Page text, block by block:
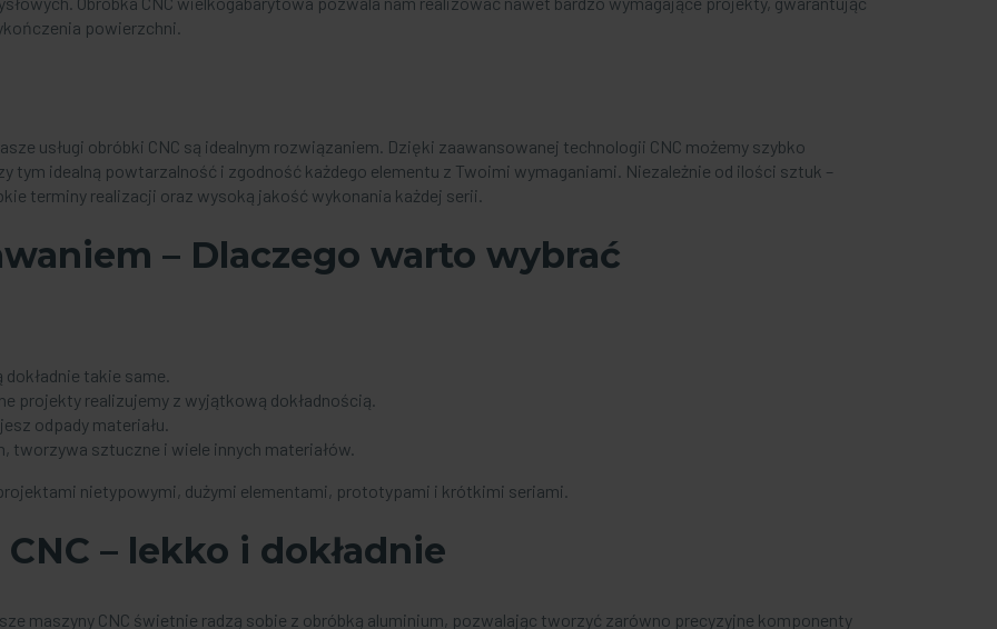
powierzchni.
usługi obróbki CNC są idealnym rozwiązaniem. Dzięki zaawansowanej technologii CNC możemy szybko
tym idealną powtarzalność i zgodność każdego elementu z Twoimi wymaganiami. Niezależnie od ilości sztuk –
terminy realizacji oraz wysoką jakość wykonania każdej serii.
– Dlaczego warto wybrać
takie same.
projekty realizujemy z wyjątkową dokładnością.
odpady materiału.
tworzywa sztuczne i wiele innych materiałów.
nietypowymi, dużymi elementami, prototypami i krótkimi seriami.
– lekko i dokładnie
maszyny CNC świetnie radzą sobie z obróbką aluminium, pozwalając tworzyć zarówno precyzyjne komponenty